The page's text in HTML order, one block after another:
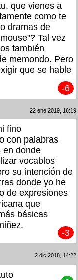
que vienes a
como te
dramas de
Tal vez
también
memondo. Pero
que se hable
-6
22 ene 2019, 16:19
fino
con palabras
en donde
vocablos
su intención de
donde yo he
de expresiones
que
básicas
-3
2 dic 2018, 14:22